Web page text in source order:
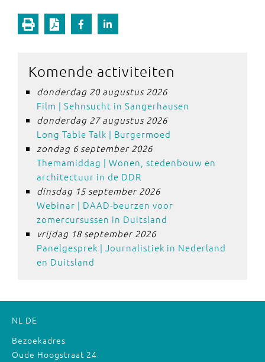
Komende activiteiten
donderdag 20 augustus 2026
Film | Sehnsucht in Sangerhausen
donderdag 27 augustus 2026
Long Table Talk | Burgermoed
zondag 6 september 2026
Themamiddag | Wonen, stedenbouw en
architectuur in de DDR
dinsdag 15 september 2026
Webinar | DAAD-beurzen voor
zomercursussen in Duitsland
vrijdag 18 september 2026
Panelgesprek | Journalistiek in Nederland
en Duitsland
NL DE
Bezoekadres
Oude Hoogstraat 24